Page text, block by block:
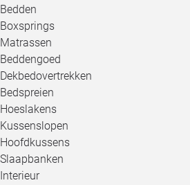
Bedden
Boxsprings
Matrassen
Beddengoed
Dekbedovertrekken
Bedspreien
Hoeslakens
Kussenslopen
Hoofdkussens
Slaapbanken
Interieur